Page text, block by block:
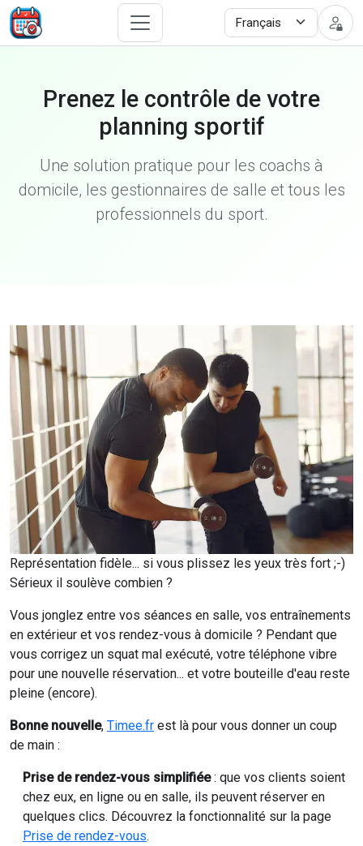
Prenez le contrôle de votre
planning sportif
Une solution pratique pour les coachs à
domicile, les gestionnaires de salle et tous les
professionnels du sport.
Représentation fidèle... si vous plissez les yeux très fort ;-)
Sérieux il soulève combien ?
Vous jonglez entre vos séances en salle, vos entraînements
en extérieur et vos rendez-vous à domicile ? Pendant que
vous corrigez un squat mal exécuté, votre téléphone vibre
pour une nouvelle réservation... et votre bouteille d'eau reste
pleine (encore).
Bonne nouvelle, Timee.fr est là pour vous donner un coup
de main :
Prise de rendez-vous simplifiée: que vos clients soient
chez eux, en ligne ou en salle, ils peuvent réserver en
quelques clics. Découvrez la fonctionnalité sur la page
Prise de rendez-vous.